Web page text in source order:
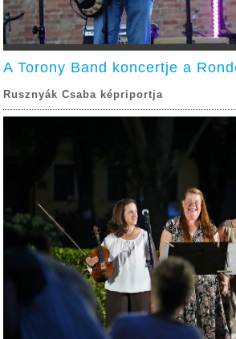
A Torony Band koncertje a
Rusznyák Csaba képriportja